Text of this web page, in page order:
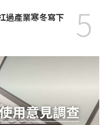
過產業寒冬寫下
5